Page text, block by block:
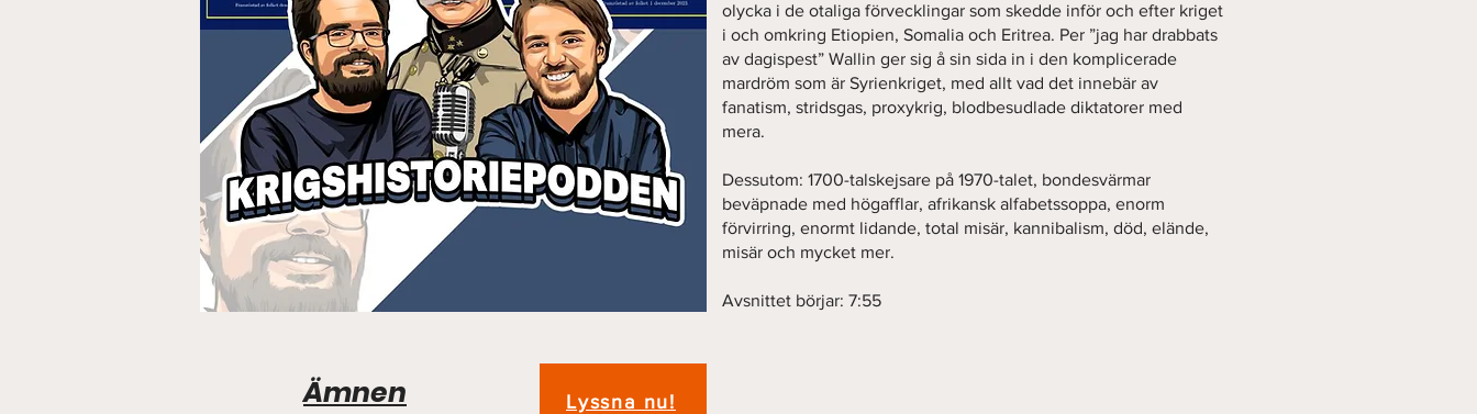
Ämnen Lyssna nu!
olycka i de otaliga förvecklingar som skedde inför och efter kriget
i och omkring Etiopien, Somalia och Eritrea. Per ”jag har drabbats
av dagispest” Wallin ger sig å sin sida in i den komplicerade
mardröm som är Syrienkriget, med allt vad det innebär av
fanatism, stridsgas, proxykrig, blodbesudlade diktatorer med
mera.
Dessutom: 1700-talskejsare på 1970-talet, bondesvärmar
beväpnade med högafflar, afrikansk alfabetssoppa, enorm
förvirring, enormt lidande, total misär, kannibalism, död, elände,
misär och mycket mer.
Avsnittet börjar: 7:55